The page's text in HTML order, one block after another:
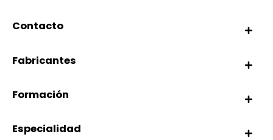
Contacto
Fabricantes
Formación
Especialidad